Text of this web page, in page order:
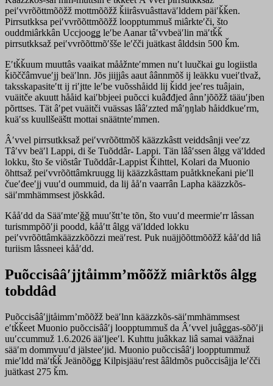
peiʹvvrõõttmõõžž mottmõõžž ǩiirâsvuâsttaväʹlddem päiʹǩǩen.
Pirrsutkksa peiʹvvrõõttmõõžž loopptummuš miârkteʹči, što
ouddmiârkkân Uccjooǥǥ leʹbe Aanar tâʹvvbeäʹlin mäʹtǩǩ
pirrsutkksaž peiʹvvrõõttmõʹšše leʹčči juätkast âlddsin 500 ǩm.
Eʹtǩǩuum muuttâs vaaikat mååžnteʹmmen nuʹt luučkai ǥu logiistla
ǩiõččâmvueʹjj beäʹlnn. Jõs jiijjâs aaut âânnmõš ij leäkku vueiʹtlvaž,
taksskapasiteʹtt ij riʹjtte leʹbe vuõsshåidd lij ǩidd jeeʹres tuâjain,
vuäitče akuutt hååid kaiʹbbjeei puõcci kuâđđjed ânnʼjõõžž tääuʹjben
põrttses. Tät âʹpet vuäitči vuässas lââʹzzted mâʹŋŋlab håiddkueʹrm,
kuäʹss kuullšeäštt mottai snäätnteʹmmen.
Âʹvvel pirrsutkksaž peiʹvvrõõttmõš kääzzkâstt veiddsânji veeʹzz
Tâʹvv beäʹl Lappi, di še Tuõddâr- Lappi. Tän lââʹssen âlgg väʹldded
lokku, što še viõstâr Tuõddâr-Lappist Ǩihttel, Kolari da Muonio
õhttsaž peiʹvvrõõttâmkruugg lij kääzzkâsttam puåtkkneǩani pieʹll
čueʹđeeʹjj vuuʹd oummuid, da lij ååʹn vaarrân Lapha kääzzkõs-
säiʹmmhämmsest jõskkâd.
Kååʹdd da Sääʹmteʹǧǧ muuʹšttʼte tõn, što vuuʹd meermieʹrr lâssan
turismmpõõʹji poodd, kååʹtt âlgg väʹldded lokku
peiʹvvrõõttâmkääzzkõõzzi meäʹrest. Puk nuäjjõõttmõõžž kååʹdd liâ
turiism lâssneei kååʹdd.
Puõccisââʹjjtåimmʼmõõžž miârktõs âlgg
tobddâd
Puõccisââʹjjtåimmʼmõõžž beäʹlnn kääzzkõs-säiʹmmhämmsest
eʹtǩǩeet Muonio puõccisââʹj loopptummuš da Âʹvvel juâǥǥas-sõõʹji
uuʹccummuž 1.6.2026 ääʹljeeʹl. Kuhttu juâkkaz liâ samai vääžnai
sääʹm dommvuuʹd jälsteeʹjid. Muonio puõccisââʹj loopptummuž
mieʹldd mäʹtǩǩ Jeänõõǥǥ Kilpisjääuʹrest ââldmõs puõccisâjja leʹčči
juätkast 275 ǩm.